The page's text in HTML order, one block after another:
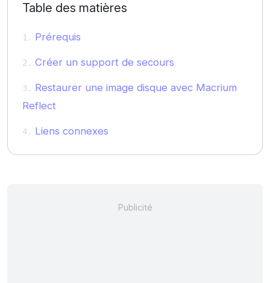
Table des matières
Prérequis
Créer un support de secours
Restaurer une image disque avec Macrium
Reflect
Liens connexes